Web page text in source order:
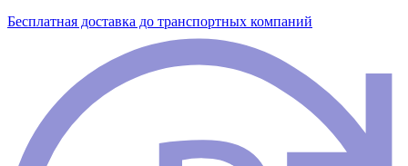
Бесплатная доставка до транспортных компаний